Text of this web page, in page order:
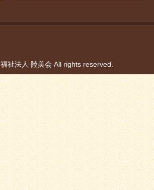
祉法人 陸美会 All rights reserved.